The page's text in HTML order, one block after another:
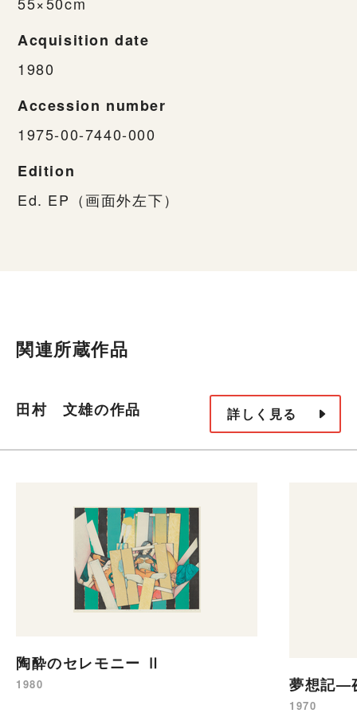
Acquisition date
1980
Accession number
1975-00-7440-000
Edition
Ed. EP（画面外左下）
関連所蔵作品
田村 文雄の作品 詳しく見る
陶酔のセレモニー Ⅱ
1980 夢想記—
1970